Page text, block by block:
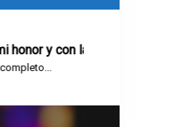
y con la gracia de Dios,